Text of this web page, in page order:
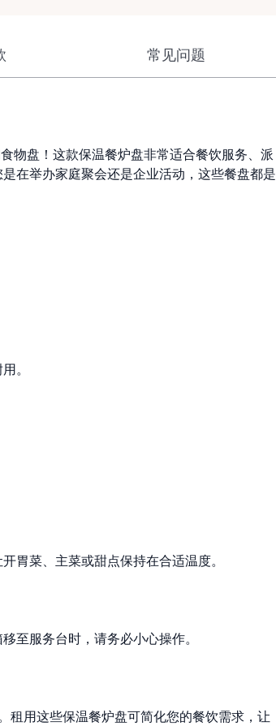
常见问题
物盘！这款保温餐炉盘非常适合餐饮服务、派
在举办家庭聚会还是企业活动，这些餐盘都是
。
胃菜、主菜或甜点保持在合适温度。
至服务台时，请务必小心操作。
租用这些保温餐炉盘可简化您的餐饮需求，让